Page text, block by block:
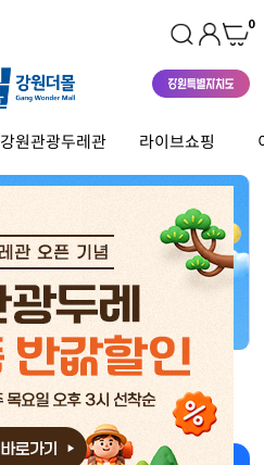
0
강원관광두레관 라이브쇼핑